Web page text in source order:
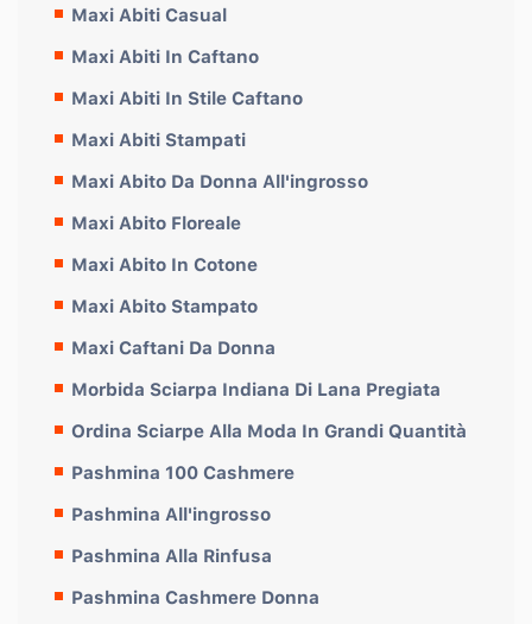
Maxi Abiti Casual
Maxi Abiti In Caftano
Maxi Abiti In Stile Caftano
Maxi Abiti Stampati
Maxi Abito Da Donna All'ingrosso
Maxi Abito Floreale
Maxi Abito In Cotone
Maxi Abito Stampato
Maxi Caftani Da Donna
Morbida Sciarpa Indiana Di Lana Pregiata
Ordina Sciarpe Alla Moda In Grandi Quantità
Pashmina 100 Cashmere
Pashmina All'ingrosso
Pashmina Alla Rinfusa
Pashmina Cashmere Donna